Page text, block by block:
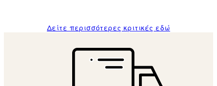
Δείτε περισσότερες κριτικές εδώ